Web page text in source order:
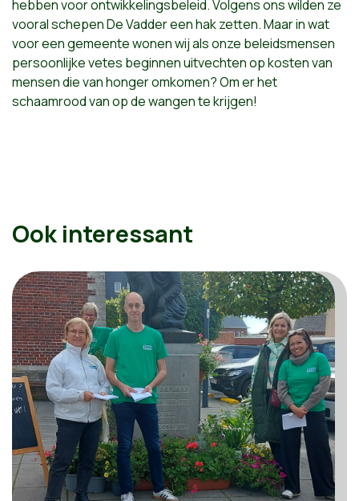
hebben voor ontwikkelingsbeleid. Volgens ons wilden ze
vooral schepen De Vadder een hak zetten. Maar in wat
voor een gemeente wonen wij als onze beleidsmensen
persoonlijke vetes beginnen uitvechten op kosten van
mensen die van honger omkomen? Om er het
schaamrood van op de wangen te krijgen!
Ook interessant